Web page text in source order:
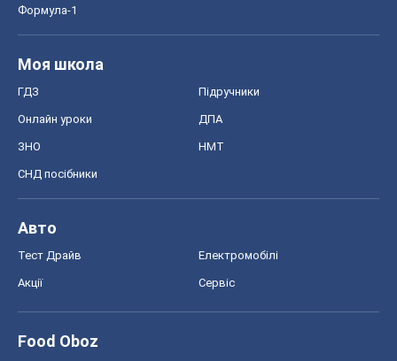
Формула-1
Моя школа
ГДЗ Підручники
Онлайн уроки ДПА
ЗНО НМТ
СНД посібники
Авто
Тест Драйв Електромобілі
Акції Сервіс
Food Oboz